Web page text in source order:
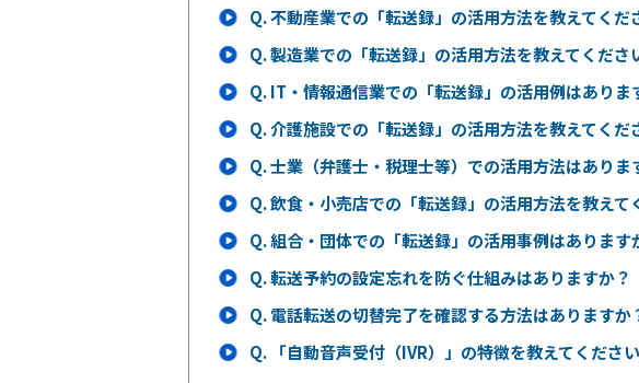
Q.不動産業での「転送録」の活用方法を教えてくだ
Q.製造業での「転送録」の活用方法を教えてくださ
Q.IT・情報通信業での「転送録」の活用例はありま
Q.介護施設での「転送録」の活用方法を教えてくだ
Q.士業（弁護士・税理士等）での活用方法はありま
Q.飲食・小売店での「転送録」の活用方法を教えて
Q.組合・団体での「転送録」の活用事例はあります
Q.転送予約の設定忘れを防ぐ仕組みはありますか？
Q.電話転送の切替完了を確認する方法はありますか
Q. 「自動音声受付（IVR）」の特徴を教えてください